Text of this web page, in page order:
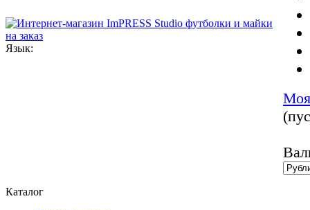
Язык:
Каталог